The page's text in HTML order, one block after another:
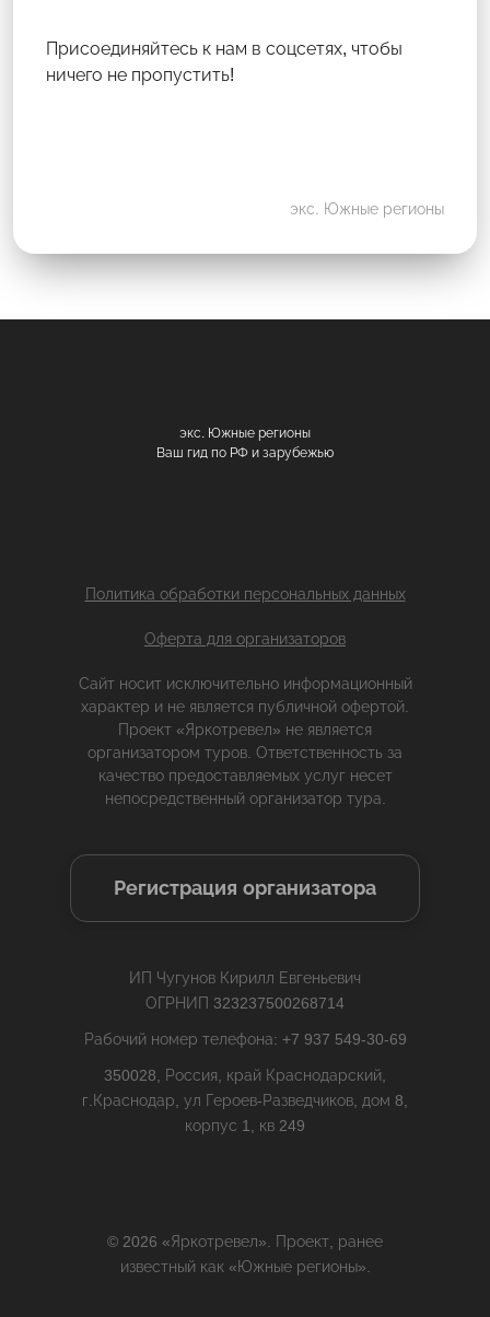
Присоединяйтесь к нам в соцсетях, чтобы
ничего не пропустить!
экс. Южные регионы
экс. Южные регионы
Ваш гид по РФ и зарубежью
Политика обработки персональных данных
Оферта для организаторов
Сайт носит исключительно информационный
характер и не является публичной офертой.
Проект «Яркотревел» не является
организатором туров. Ответственность за
качество предоставляемых услуг несет
непосредственный организатор тура.
Регистрация организатора
ИП Чугунов Кирилл Евгеньевич
ОГРНИП 323237500268714
Рабочий номер телефона: +7 937 549-30-69
350028, Россия, край Краснодарский,
г.Краснодар, ул Героев-Разведчиков, дом 8,
корпус 1, кв 249
© 2026 «Яркотревел». Проект, ранее
известный как «Южные регионы».